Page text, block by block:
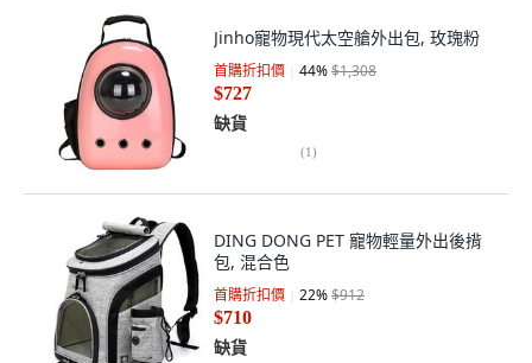
Jinho寵物現代太空艙外出包, 玫瑰粉
首購折扣價 44%$1,308
$727
缺貨
(1)
DING DONG PET 寵物輕量外出後揹
包, 混合色
首購折扣價 22%$912
$710
缺貨